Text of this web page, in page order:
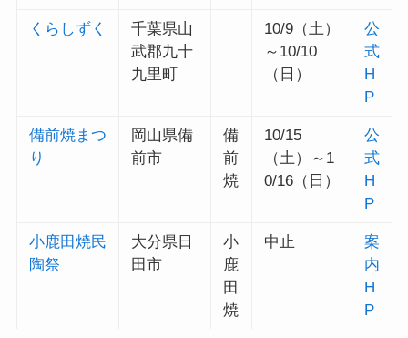
くらしずく
千葉県山
武郡九十
九里町
10/9（土）
～10/10
（日）
公
式
H
P
備前焼まつ
り
岡山県備
前市
備
前
焼
10/15
（土）～1
0/16（日）
公
式
H
P
小鹿田焼民
陶祭
大分県日
田市
小
鹿
田
焼
中止
案
内
H
P